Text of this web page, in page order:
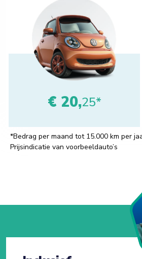
€ 20,25*
*Bedrag per maand tot 15.000 km per
Prijsindicatie van voorbeeldauto’s